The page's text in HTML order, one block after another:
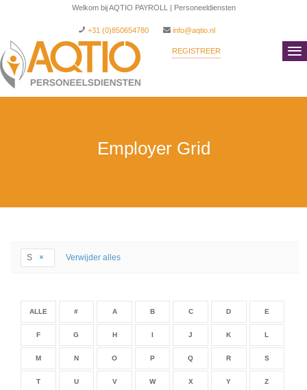
Welkom bij AQTIO PAYROLL | Personeeldiensten
+31 (0)850654780 info@aqtio.nl
REGISTREER
Employer Grid
S Verwijder alles
ALLE # A B C D E
F G H I J K L
M N O P Q R S
T U V W X Y Z